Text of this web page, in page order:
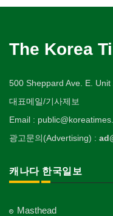
The Korea
500 Sheppard Ave. E.
대표메일/기사제보
Email :
광고문의(Advertising) :
캐나다 한국일보
Masthead